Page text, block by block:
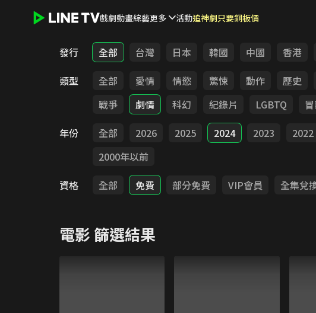
戲劇動畫綜藝更多 活動追神劇只要銅板價
發行 全部 台灣 日本 韓國 中國 香港
類型
全部 愛情 情慾 驚悚 動作 歷史
戰爭
劇情 科幻 紀錄片 LGBTQ
年份
全部 2026 2025 2024 2023 2022
2000年以前
資格
全部 免費 部分免費 VIP會員 全集兌
電影 篩選結果